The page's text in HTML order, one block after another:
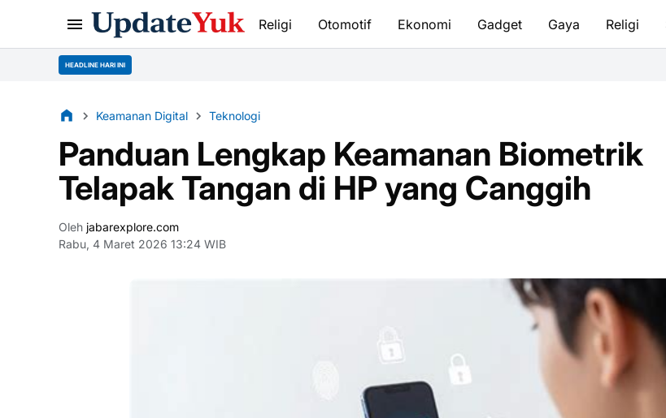
Religi Otomotif Ekonomi Gadget Gaya Religi
HEADLINE HARI INI
Keamanan Digital Teknologi
Panduan Lengkap Keamanan Biometrik
Telapak Tangan di HP yang Canggih
Oleh jabarexplore.com
Rabu, 4 Maret 2026 13:24 WIB